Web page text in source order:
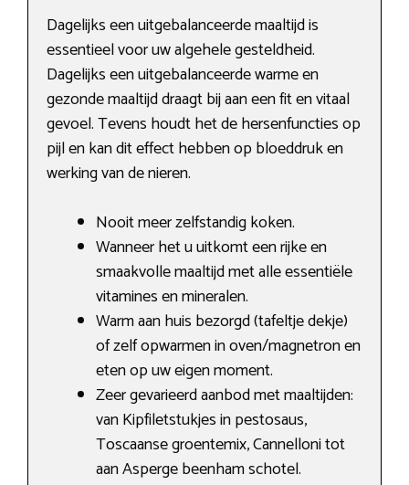
Dagelijks een uitgebalanceerde maaltijd is
essentieel voor uw algehele gesteldheid.
Dagelijks een uitgebalanceerde warme en
gezonde maaltijd draagt bij aan een fit en vitaal
gevoel. Tevens houdt het de hersenfuncties op
pijl en kan dit effect hebben op bloeddruk en
werking van de nieren.
Nooit meer zelfstandig koken.
Wanneer het u uitkomt een rijke en
smaakvolle maaltijd met alle essentiële
vitamines en mineralen.
Warm aan huis bezorgd (tafeltje dekje)
of zelf opwarmen in oven/magnetron en
eten op uw eigen moment.
Zeer gevarieerd aanbod met maaltijden:
van Kipfiletstukjes in pestosaus,
Toscaanse groentemix, Cannelloni tot
aan Asperge beenham schotel.